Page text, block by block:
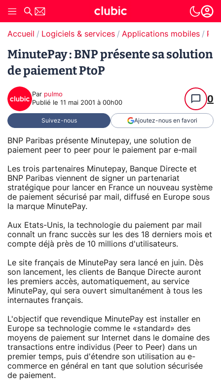
Accueil Logiciels & services Applications mobiles
MinutePay : BNP présente sa solution
de paiement PtoP
Par pulmo
Publié le 11 mai 2001 à 00h00 0
Suivez-nous Ajoutez-nous en favori
BNP Paribas présente Minutepay, une solution de
paiement peer to peer pour le paiement par e-mail
Les trois partenaires Minutepay, Banque Directe et
BNP Paribas viennent de signer un partenariat
stratégique pour lancer en France un nouveau système
de paiement sécurisé par mail, diffusé en Europe sous
la marque MinutePay.
Aux Etats-Unis, la technologie du paiement par mail
connaît un franc succès sur les des 18 derniers mois et
compte déjà près de 10 millions d'utilisateurs.
Le site français de MinutePay sera lancé en juin. Dès
son lancement, les clients de Banque Directe auront
les premiers accès, automatiquement, au service
MinutePay, qui sera ouvert simultanément à tous les
internautes français.
L'objectif que revendique MinutePay est installer en
Europe sa technologie comme le «standard» des
moyens de paiement sur Internet dans le domaine des
transactions entre individus (Peer to Peer) dans un
premier temps, puis d'étendre son utilisation au e-
commerce en général en tant que solution sécurisée
de paiement.